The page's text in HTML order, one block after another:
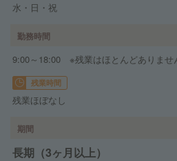
水・日・祝
勤務時間
9:00～18:00 ※残業はほとんどありませ
残業時間
残業ほぼなし
期間
長期（3ヶ月以上）